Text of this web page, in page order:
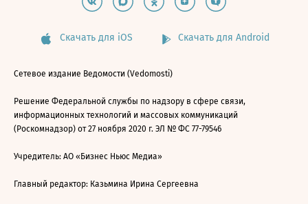
Скачать для iOS Скачать для Android
Сетевое издание Ведомости (Vedomosti)
Решение Федеральной службы по надзору в сфере связи,
информационных технологий и массовых коммуникаций
(Роскомнадзор) от 27 ноября 2020 г. ЭЛ № ФС 77-79546
Учредитель: АО «Бизнес Ньюс Медиа»
Главный редактор: Казьмина Ирина Сергеевна